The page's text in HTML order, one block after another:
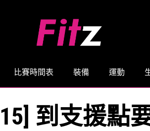
比賽時間表 裝備 運動
到支援點